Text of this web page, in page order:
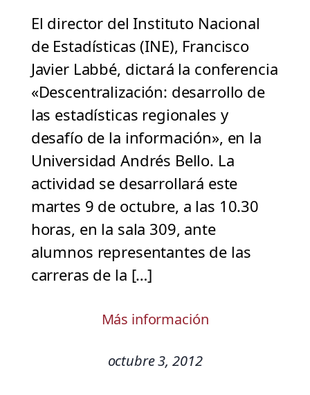
El director del Instituto Nacional
de Estadísticas (INE), Francisco
Javier Labbé, dictará la conferencia
«Descentralización: desarrollo de
las estadísticas regionales y
desafío de la información», en la
Universidad Andrés Bello. La
actividad se desarrollará este
martes 9 de octubre, a las 10.30
horas, en la sala 309, ante
alumnos representantes de las
carreras de la […]
Más información
octubre 3, 2012